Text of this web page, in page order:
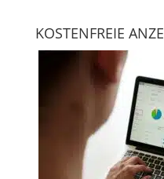
KOSTENFREIE